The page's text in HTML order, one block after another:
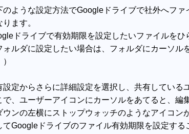
のような設定方法でGoogleドライブで社外へフ
ります。
ドライブで有効期限を設定したいファイルをひ
ォルダに設定したい場合は、フォルダにカーソル
設定からさらに詳細設定を選択し、共有している
で、ユーザーアイコンにカーソルをあてると、編
ウンの左横にストップウォッチのようなアイコン
てGoogleドライブのファイル有効期限を設定する